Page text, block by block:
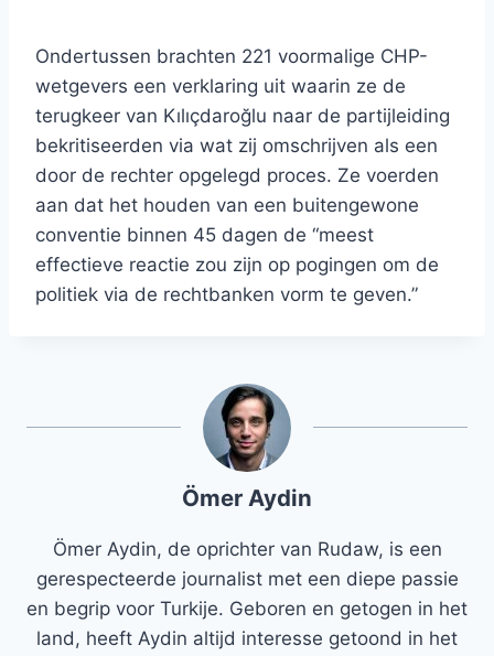
Ondertussen brachten 221 voormalige CHP-
wetgevers een verklaring uit waarin ze de
terugkeer van Kılıçdaroğlu naar de partijleiding
bekritiseerden via wat zij omschrijven als een
door de rechter opgelegd proces. Ze voerden
aan dat het houden van een buitengewone
conventie binnen 45 dagen de “meest
effectieve reactie zou zijn op pogingen om de
politiek via de rechtbanken vorm te geven.”
Ömer Aydin
Ömer Aydin, de oprichter van Rudaw, is een
gerespecteerde journalist met een diepe passie
en begrip voor Turkije. Geboren en getogen in het
land, heeft Aydin altijd interesse getoond in het